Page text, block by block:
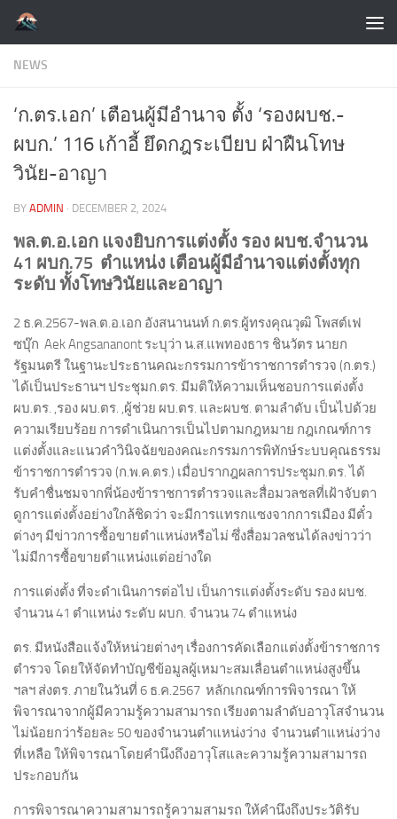
Skip to content
NEWS
‘ก.ตร.เอก’ เตือนผู้มีอำนาจ ตั้ง ‘รองผบช.-
ผบก.’ 116 เก้าอี้ ยึดกฎระเบียบ ฝ่าฝืนโทษ
วินัย-อาญา
BY ADMIN · DECEMBER 2, 2024
พล.ต.อ.เอก แจงยิบการแต่งตั้ง รอง ผบช.จำนวน
41 ผบก.75 ตำแหน่ง เตือนผู้มีอำนาจแต่งตั้งทุก
ระดับ ทั้งโทษวินัยและอาญา
2 ธ.ค.2567-พล.ต.อ.เอก อังสนานนท์ ก.ตร.ผู้ทรงคุณวุฒิ โพสต์เฟ
ซบุ๊ก Aek Angsananont ระบุว่า น.ส.แพทองธาร ชินวัตร นายก
รัฐมนตรี ในฐานะประธานคณะกรรมการข้าราชการตำรวจ (ก.ตร.)
ได้เป็นประธานฯ ประชุมก.ตร. มีมติให้ความเห็นชอบการแต่งตั้ง
ผบ.ตร. ,รอง ผบ.ตร. ,ผู้ช่วย ผบ.ตร. และผบช. ตามลำดับ เป็นไปด้วย
ความเรียบร้อย การดำเนินการเป็นไปตามกฎหมาย กฎเกณฑ์การ
แต่งตั้งและแนวคำวินิจฉัยของคณะกรรมการพิทักษ์ระบบคุณธรรม
ข้าราชการตำรวจ (ก.พ.ค.ตร.) เมื่อปรากฎผลการประชุมก.ตร. ได้
รับคำชื่นชมจากพี่น้องข้าราชการตำรวจและสื่อมวลชลที่เฝ้าจับตา
ดูการแต่งตั้งอย่างใกล้ชิดว่า จะมีการแทรกแซงจากการเมือง มีตั๋ว
ต่างๆ มีข่าวการซื้อขายตำแหน่งหรือไม่ ซึ่งสื่อมวลชนได้ลงข่าวว่า
ไม่มีการซื้อขายตำแหน่งแต่อย่างใด
การแต่งตั้ง ที่จะดำเนินการต่อไป เป็นการแต่งตั้งระดับ รอง ผบช.
จำนวน 41 ตำแหน่ง ระดับ ผบก. จำนวน 74 ตำแหน่ง
ตร. มีหนังสือแจ้งให้หน่วยต่างๆ เรื่องการคัดเลือกแต่งตั้งข้าราชการ
ตำรวจ โดยให้จัดทำบัญชีข้อมูลผู้เหมาะสมเลื่อนตำแหน่งสูงขึ้น
ฯลฯ ส่งตร. ภายในวันที่ 6 ธ.ค.2567 หลักเกณฑ์การพิจารณา ให้
พิจารณาจากผู้มีความรู้ความสามารถ เรียงตามลำดับอาวุโสจำนวน
ไม่น้อยกว่าร้อยละ 50 ของจำนวนตำแหน่งว่าง จำนวนตำแหน่งว่าง
ที่เหลือ ให้พิจารณาโดยคำนึงถึงอาวุโสและความรู้ความสามารถ
ประกอบกัน
การพิจารณาความสามารถรู้ความสามรถ ให้คำนึงถึงประวัติรับ